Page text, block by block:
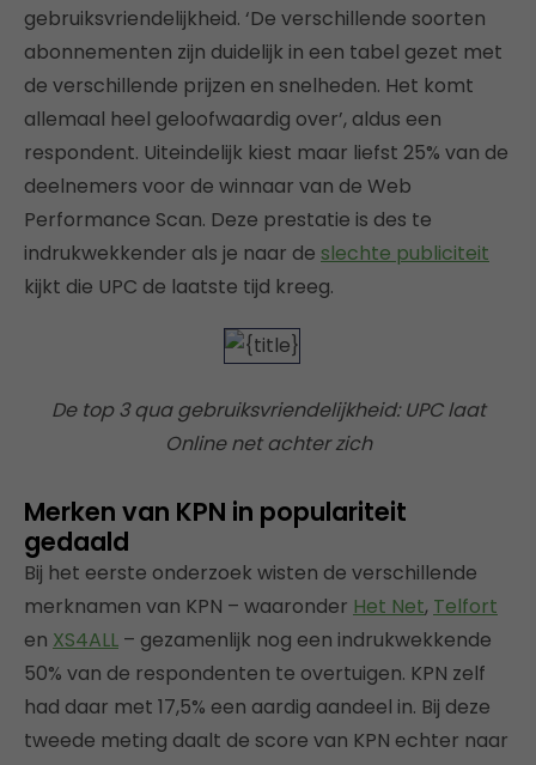
gebruiksvriendelijkheid. ‘De verschillende soorten
abonnementen zijn duidelijk in een tabel gezet met
de verschillende prijzen en snelheden. Het komt
allemaal heel geloofwaardig over’, aldus een
respondent. Uiteindelijk kiest maar liefst 25% van de
deelnemers voor de winnaar van de Web
Performance Scan. Deze prestatie is des te
indrukwekkender als je naar de slechte publiciteit
kijkt die UPC de laatste tijd kreeg.
De top 3 qua gebruiksvriendelijkheid: UPC laat
Online net achter zich
Merken van KPN in populariteit
gedaald
Bij het eerste onderzoek wisten de verschillende
merknamen van KPN – waaronder Het Net, Telfort
en XS4ALL – gezamenlijk nog een indrukwekkende
50% van de respondenten te overtuigen. KPN zelf
had daar met 17,5% een aardig aandeel in. Bij deze
tweede meting daalt de score van KPN echter naar